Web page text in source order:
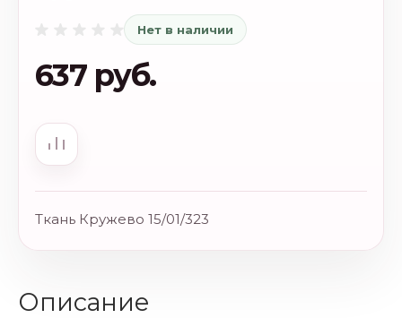
Нет в наличии
637 руб.
Ткань Кружево 15/01/323
Описание